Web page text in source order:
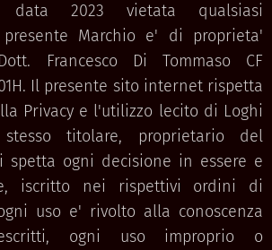
data 2023 vietata qualsiasi
Marchio e' di proprieta'
Francesco Di Tommaso CF
Il presente sito internet rispetta
Privacy e l'utilizzo lecito di Loghi
titolare, proprietario del
spetta ogni decisione in essere e
iscritto nei rispettivi ordini di
uso e' rivolto alla conoscenza
ogni uso improprio o